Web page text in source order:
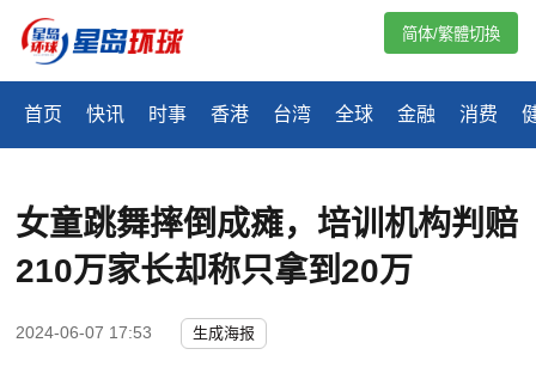
首页 快讯 时事 香港 台湾 全球 金融 消费
简体/繁體切換
女童跳舞摔倒成瘫，培训机构判赔
210万家长却称只拿到20万
2024-06-07 17:53 生成海报